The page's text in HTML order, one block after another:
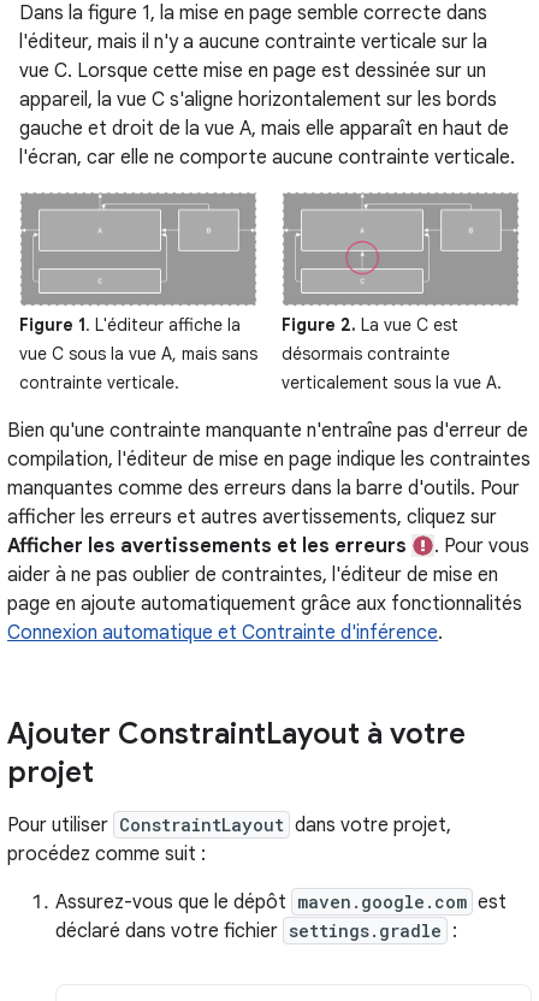
Dans la figure 1, la mise en page semble correcte dans
l'éditeur, mais il n'y a aucune contrainte verticale sur la
vue C. Lorsque cette mise en page est dessinée sur un
appareil, la vue C s'aligne horizontalement sur les bords
gauche et droit de la vue A, mais elle apparaît en haut de
l'écran, car elle ne comporte aucune contrainte verticale.
Figure 1. L'éditeur affiche la
vue C sous la vue A, mais sans
contrainte verticale.
Figure 2. La vue C est
désormais contrainte
verticalement sous la vue A.
Bien qu'une contrainte manquante n'entraîne pas d'erreur de
compilation, l'éditeur de mise en page indique les contraintes
manquantes comme des erreurs dans la barre d'outils. Pour
afficher les erreurs et autres avertissements, cliquez sur
Afficher les avertissements et les erreurs
. Pour vous
aider à ne pas oublier de contraintes, l'éditeur de mise en
page en ajoute automatiquement grâce aux fonctionnalités
Connexion automatique et Contrainte d'inférence.
Ajouter ConstraintLayout à votre
projet
Pour utiliser ConstraintLayout dans votre projet,
procédez comme suit :
Assurez-vous que le dépôt maven.google.com est
déclaré dans votre fichier settings.gradle :